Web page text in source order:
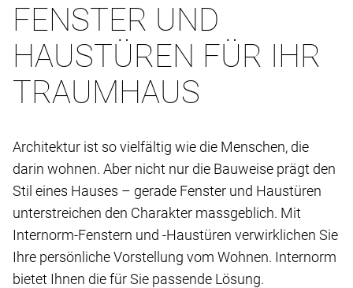
FENSTER UND
HAUSTÜREN FÜR IHR
TRAUMHAUS
Architektur ist so vielfältig wie die Menschen, die
darin wohnen. Aber nicht nur die Bauweise prägt den
Stil eines Hauses – gerade Fenster und Haustüren
unterstreichen den Charakter massgeblich. Mit
Internorm-Fenstern und -Haustüren verwirklichen Sie
Ihre persönliche Vorstellung vom Wohnen. Internorm
bietet Ihnen die für Sie passende Lösung.